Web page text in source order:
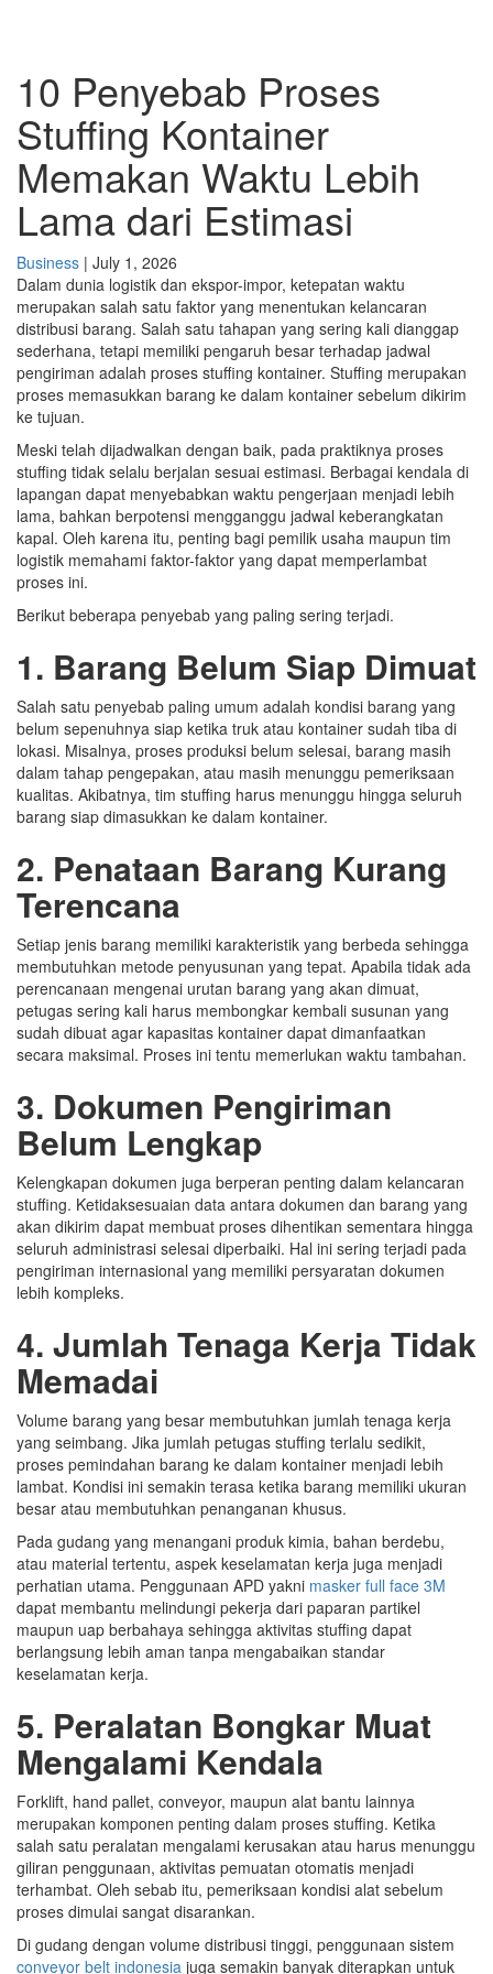
10 Penyebab Proses
Stuffing Kontainer
Memakan Waktu Lebih
Lama dari Estimasi
Business | July 1, 2026
Dalam dunia logistik dan ekspor-impor, ketepatan waktu
merupakan salah satu faktor yang menentukan kelancaran
distribusi barang. Salah satu tahapan yang sering kali dianggap
sederhana, tetapi memiliki pengaruh besar terhadap jadwal
pengiriman adalah proses stuffing kontainer. Stuffing merupakan
proses memasukkan barang ke dalam kontainer sebelum dikirim
ke tujuan.
Meski telah dijadwalkan dengan baik, pada praktiknya proses
stuffing tidak selalu berjalan sesuai estimasi. Berbagai kendala di
lapangan dapat menyebabkan waktu pengerjaan menjadi lebih
lama, bahkan berpotensi mengganggu jadwal keberangkatan
kapal. Oleh karena itu, penting bagi pemilik usaha maupun tim
logistik memahami faktor-faktor yang dapat memperlambat
proses ini.
Berikut beberapa penyebab yang paling sering terjadi.
1. Barang Belum Siap Dimuat
Salah satu penyebab paling umum adalah kondisi barang yang
belum sepenuhnya siap ketika truk atau kontainer sudah tiba di
lokasi. Misalnya, proses produksi belum selesai, barang masih
dalam tahap pengepakan, atau masih menunggu pemeriksaan
kualitas. Akibatnya, tim stuffing harus menunggu hingga seluruh
barang siap dimasukkan ke dalam kontainer.
2. Penataan Barang Kurang
Terencana
Setiap jenis barang memiliki karakteristik yang berbeda sehingga
membutuhkan metode penyusunan yang tepat. Apabila tidak ada
perencanaan mengenai urutan barang yang akan dimuat,
petugas sering kali harus membongkar kembali susunan yang
sudah dibuat agar kapasitas kontainer dapat dimanfaatkan
secara maksimal. Proses ini tentu memerlukan waktu tambahan.
3. Dokumen Pengiriman
Belum Lengkap
Kelengkapan dokumen juga berperan penting dalam kelancaran
stuffing. Ketidaksesuaian data antara dokumen dan barang yang
akan dikirim dapat membuat proses dihentikan sementara hingga
seluruh administrasi selesai diperbaiki. Hal ini sering terjadi pada
pengiriman internasional yang memiliki persyaratan dokumen
lebih kompleks.
4. Jumlah Tenaga Kerja Tidak
Memadai
Volume barang yang besar membutuhkan jumlah tenaga kerja
yang seimbang. Jika jumlah petugas stuffing terlalu sedikit,
proses pemindahan barang ke dalam kontainer menjadi lebih
lambat. Kondisi ini semakin terasa ketika barang memiliki ukuran
besar atau membutuhkan penanganan khusus.
Pada gudang yang menangani produk kimia, bahan berdebu,
atau material tertentu, aspek keselamatan kerja juga menjadi
perhatian utama. Penggunaan APD yakni masker full face 3M
dapat membantu melindungi pekerja dari paparan partikel
maupun uap berbahaya sehingga aktivitas stuffing dapat
berlangsung lebih aman tanpa mengabaikan standar
keselamatan kerja.
5. Peralatan Bongkar Muat
Mengalami Kendala
Forklift, hand pallet, conveyor, maupun alat bantu lainnya
merupakan komponen penting dalam proses stuffing. Ketika
salah satu peralatan mengalami kerusakan atau harus menunggu
giliran penggunaan, aktivitas pemuatan otomatis menjadi
terhambat. Oleh sebab itu, pemeriksaan kondisi alat sebelum
proses dimulai sangat disarankan.
Di gudang dengan volume distribusi tinggi, penggunaan sistem
conveyor belt indonesia juga semakin banyak diterapkan untuk